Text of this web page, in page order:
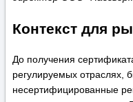
Контекст для
До получения
регулируемых отраслях,
несертифицированные